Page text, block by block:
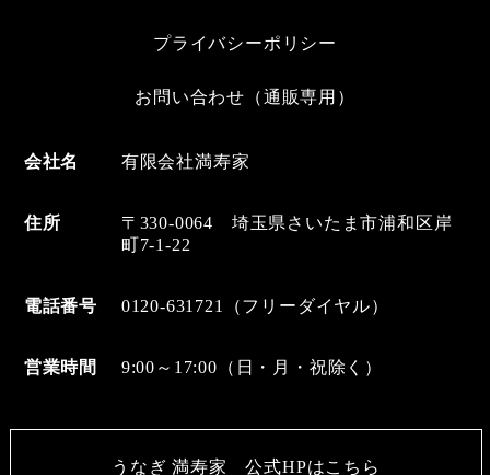
プライバシーポリシー
お問い合わせ（通販専用）
会社名 有限会社満寿家
住所
〒330-0064 埼玉県さいたま市浦和区岸
町7-1-22
電話番号 0120-631721（フリーダイヤル）
営業時間 9:00～17:00（日・月・祝除く）
うなぎ 満寿家 公式HPはこちら